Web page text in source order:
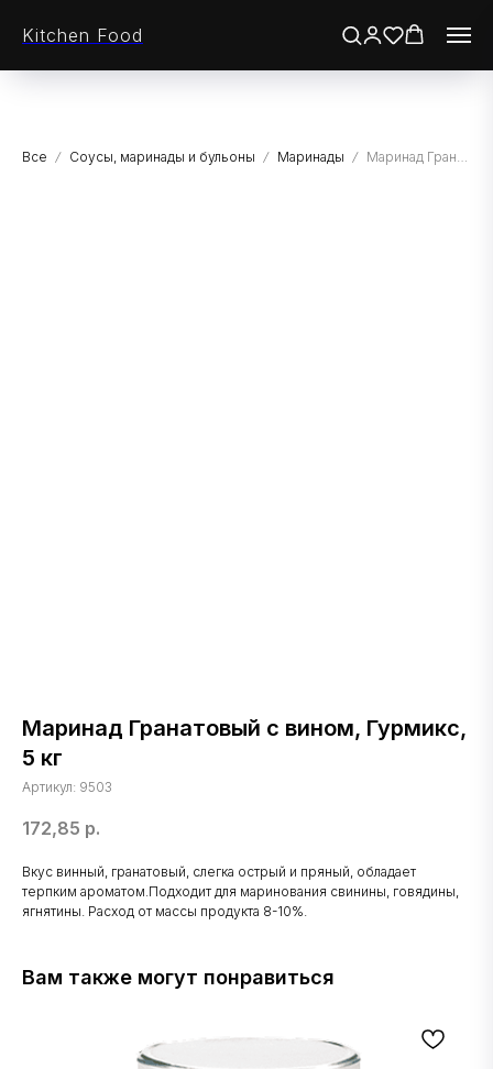
Kitchen Food
Все Соусы, маринады и бульоны Маринады Маринад Гранатовый с вином, Гурмикс, 5 кг
Маринад Гранатовый с вином, Гурмикс,
5 кг
Артикул: 9503
172,85 р.
Вкус винный, гранатовый, слегка острый и пряный, обладает
терпким ароматом.Подходит для маринования свинины, говядины,
ягнятины. Расход от массы продукта 8-10%.
Вам также могут понравиться